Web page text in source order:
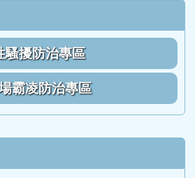
(112年6月)第53屆教師
騷擾防治專區
霸凌防治專區